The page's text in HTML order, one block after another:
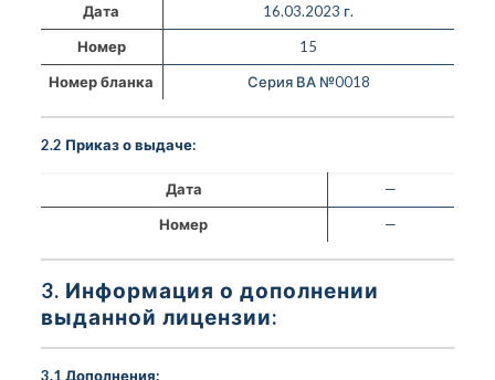
Дата
16.03.2023 г.
Номер
15
Номер бланка
Серия ВА №0018
2.2 Приказ о выдаче:
Дата
—
Номер
—
3. Информация о дополнении
выданной лицензии:
3.1 Дополнения: